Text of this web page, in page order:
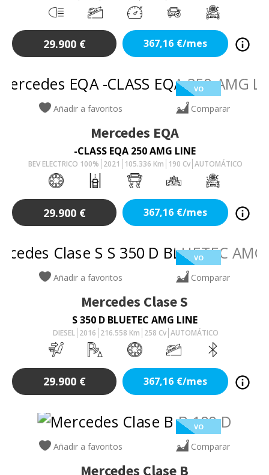
29.900 € 367,16 €/mes
VO
Añadir a favoritos Comparar
Mercedes EQA
-CLASS EQA 250 AMG LINE
BEV ELECTRICO 100% 2021 105.336 Km 190 Cv AUTOMÁTICO
29.900 € 367,16 €/mes
VO
Añadir a favoritos Comparar
Mercedes Clase S
S 350 D BLUETEC AMG LINE
DIESEL 2016 216.558 Km 258 Cv AUTOMÁTICO
29.900 € 367,16 €/mes
VO
Añadir a favoritos Comparar
Mercedes Clase B